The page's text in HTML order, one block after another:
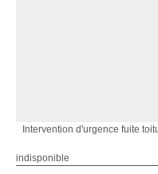
Intervention d'urgence fuite
indisponible